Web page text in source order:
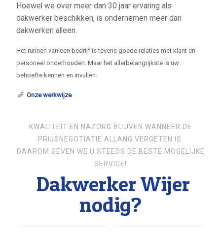
Hoewel we over meer dan 30 jaar ervaring als
dakwerker beschikken, is ondernemen meer dan
dakwerken alleen.
Het runnen van een bedrijf is tevens goede relaties met klant en
personeel onderhouden. Maar het allerbelangrijkste is uw
behoefte kennen en invullen.
Onze werkwijze
KWALITEIT EN NAZORG BLIJVEN WANNEER DE
PRIJSNEGOTIATIE ALLANG VERGETEN IS.
DAAROM GEVEN WE U STEEDS DE BESTE MOGELIJKE
SERVICE!
Dakwerker Wijer
nodig?